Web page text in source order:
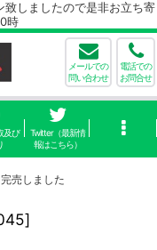
したので是非お立ち寄
時
メールでの
問い合わせ
電話での
お問合せ
及び
Twitter（最新情
報はこちら）
しました
]